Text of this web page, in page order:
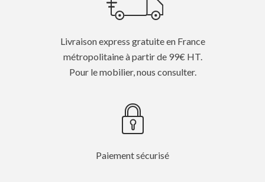
Livraison express gratuite en France
métropolitaine à partir de 99€ HT.
Pour le mobilier, nous consulter.
Paiement sécurisé